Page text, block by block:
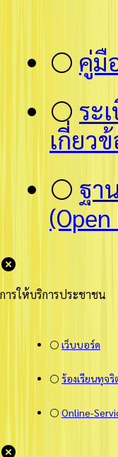
⚪ คู่มื
⚪ ระ
เกี่ยว
⚪ ฐา
การให้บริการประชาชน
⚪ เว็บบอร์ด
⚪ ร้องเรียนทุจ
⚪ Online-